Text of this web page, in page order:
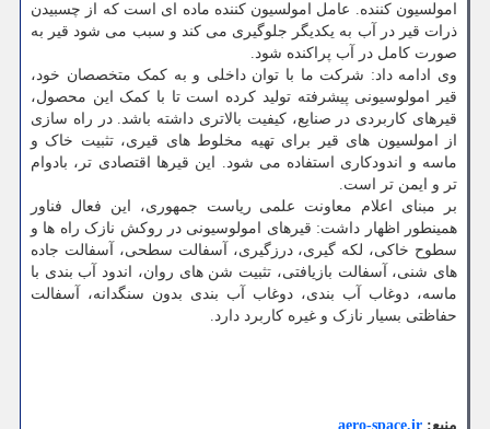
امولسیون کننده. عامل امولسیون کننده ماده ای است که از چسبیدن
ذرات قیر در آب به یکدیگر جلوگیری می کند و سبب می شود قیر به
صورت کامل در آب پراکنده شود.
وی ادامه داد: شرکت ما با توان داخلی و به کمک متخصصان خود،
قیر امولوسیونی پیشرفته تولید کرده است تا با کمک این محصول،
قیرهای کاربردی در صنایع، کیفیت بالاتری داشته باشد. در راه سازی
از امولسیون های قیر برای تهیه مخلوط های قیری، تثبیت خاک و
ماسه و اندودکاری استفاده می شود. این قیرها اقتصادی تر، بادوام
تر و ایمن تر است.
بر مبنای اعلام معاونت علمی ریاست جمهوری، این فعال فناور
همینطور اظهار داشت: قیرهای امولوسیونی در روکش نازک راه ها و
سطوح خاکی، لکه گیری، درزگیری، آسفالت سطحی، آسفالت جاده
های شنی، آسفالت بازیافتی، تثبیت شن های روان، اندود آب بندی با
ماسه، دوغاب آب بندی، دوغاب آب بندی بدون سنگدانه، آسفالت
حفاظتی بسیار نازک و غیره کاربرد دارد.
منبع: aero-space.ir